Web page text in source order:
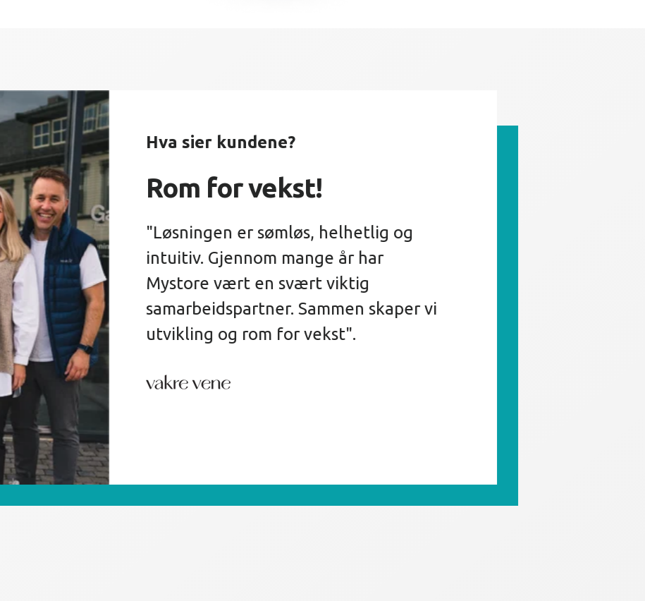
Hva sier kundene?
Verdifull dialog
"Dialogen med Mystore er verdifull.
Vi får innspill som er positive for vår
utvikling og videre strategi. Vi
opplever at de forbedrer og utvikler
nye løsninger i takt med etterspørsel